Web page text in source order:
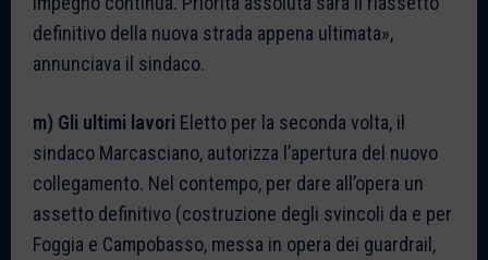
definitivo della nuova strada appena ultimata»,
annunciava il sindaco.
m) Gli ultimi lavori Eletto per la seconda volta, il
sindaco Marcasciano, autorizza l’apertura del nuovo
collegamento. Nel contempo, per dare all’opera un
assetto definitivo (costruzione degli svincoli da e per
Foggia e Campobasso, messa in opera dei guardrail,